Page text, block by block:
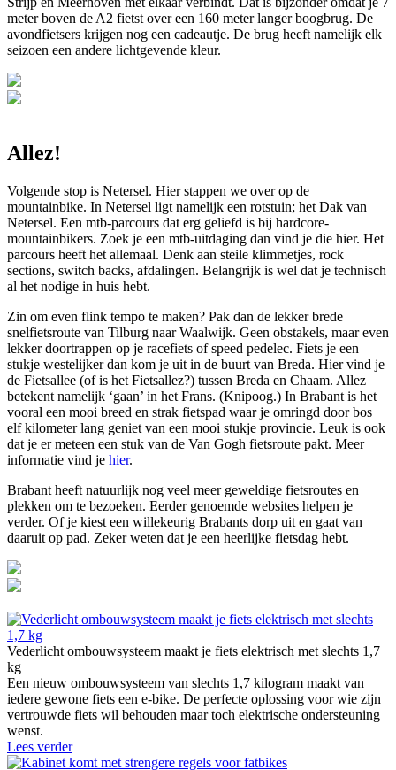
meter boven de A2 fietst over een 160 meter langer boogbrug. De
avondfietsers krijgen nog een cadeautje. De brug heeft namelijk elk
seizoen een andere lichtgevende kleur.
Allez!
Volgende stop is Netersel. Hier stappen we over op de
mountainbike. In Netersel ligt namelijk een rotstuin; het Dak van
Netersel. Een mtb-parcours dat erg geliefd is bij hardcore-
mountainbikers. Zoek je een mtb-uitdaging dan vind je die hier. Het
parcours heeft het allemaal. Denk aan steile klimmetjes, rock
sections, switch backs, afdalingen. Belangrijk is wel dat je technisch
al het nodige in huis hebt.
Zin om even flink tempo te maken? Pak dan de lekker brede
snelfietsroute van Tilburg naar Waalwijk. Geen obstakels, maar even
lekker doortrappen op je racefiets of speed pedelec. Fiets je een
stukje westelijker dan kom je uit in de buurt van Breda. Hier vind je
de Fietsallee (of is het Fietsallez?) tussen Breda en Chaam. Allez
betekent namelijk ‘gaan’ in het Frans. (Knipoog.) In Brabant is het
vooral een mooi breed en strak fietspad waar je omringd door bos
elf kilometer lang geniet van een mooi stukje provincie. Leuk is ook
dat je er meteen een stuk van de Van Gogh fietsroute pakt. Meer
informatie vind je hier.
Brabant heeft natuurlijk nog veel meer geweldige fietsroutes en
plekken om te bezoeken. Eerder genoemde websites helpen je
verder. Of je kiest een willekeurig Brabants dorp uit en gaat van
daaruit op pad. Zeker weten dat je een heerlijke fietsdag hebt.
Vederlicht ombouwsysteem maakt je fiets elektrisch met slechts 1,7
kg
Een nieuw ombouwsysteem van slechts 1,7 kilogram maakt van
iedere gewone fiets een e-bike. De perfecte oplossing voor wie zijn
vertrouwde fiets wil behouden maar toch elektrische ondersteuning
wenst.
Lees verder